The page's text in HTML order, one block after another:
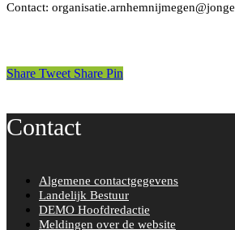
Contact:
Share Tweet Share Pin
Contact
Algemene contactgegevens
Landelijk Bestuur
DEMO Hoofdredactie
Meldingen over de website